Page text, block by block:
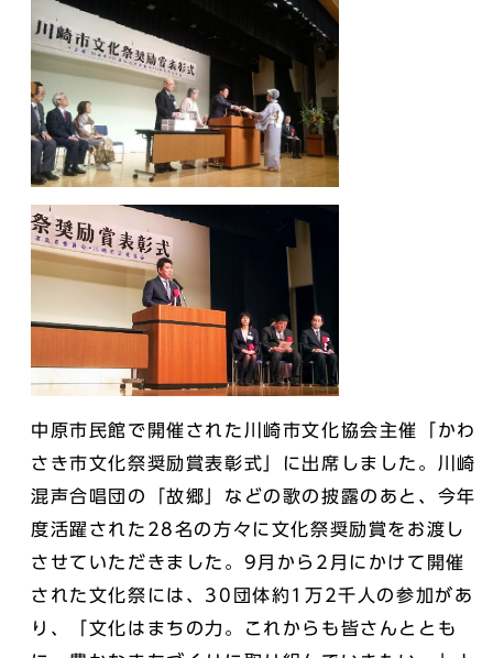
中原市民館で開催された川崎市文化協会主催「かわ
さき市文化祭奨励賞表彰式」に出席しました。川崎
混声合唱団の「故郷」などの歌の披露のあと、今年
度活躍された28名の方々に文化祭奨励賞をお渡し
させていただきました。9月から2月にかけて開催
された文化祭には、30団体約1万2千人の参加があ
り、「文化はまちの力。これからも皆さんととも